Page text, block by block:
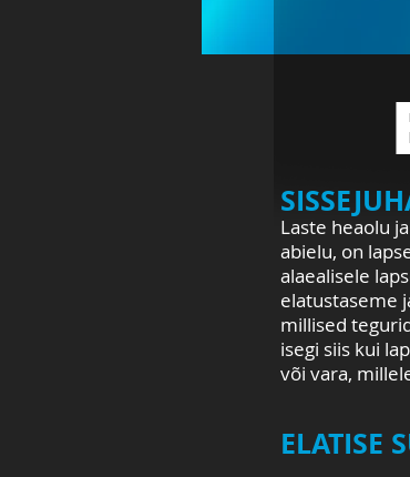
Laste heaolu
abielu, on
alaealisele
elatustaseme
millised
isegi siis kui
või vara,
ELATISE